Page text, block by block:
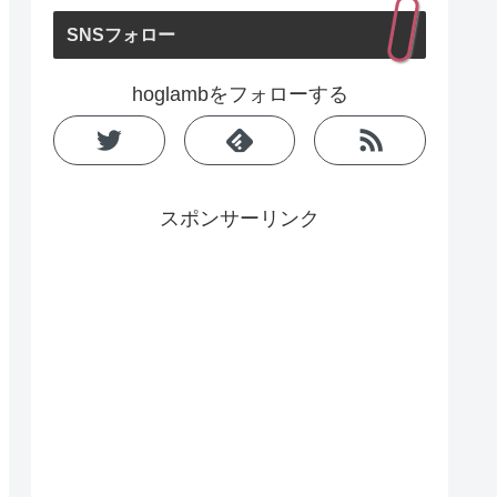
SNSフォロー
hoglambをフォローする
スポンサーリンク